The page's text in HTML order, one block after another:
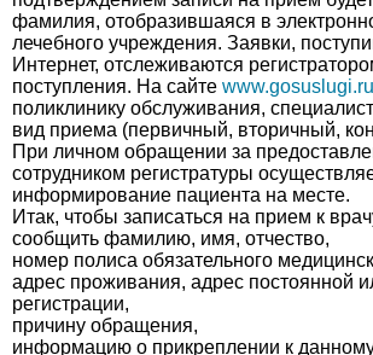
фамилия, отобразившаяся в
лечебного учреждения. Заявки,
Интернет, отслеживаются
поступления. На сайте www.gosuslugi.ru
поликлинику обслуживания,
вид приема (первичный, вторичный,
При личном обращении за
сотрудником регистратуры
информирование пациента на месте.
Итак, чтобы записаться на прием к
сообщить фамилию, имя, отчество,
номер полиса обязательного
адрес проживания, адрес постоянной
регистрации,
причину обращения,
информацию о прикреплении к